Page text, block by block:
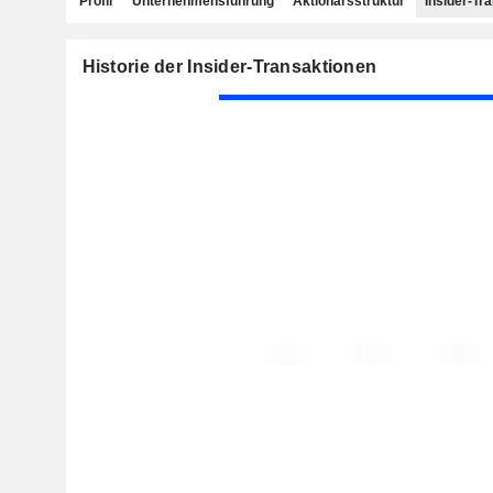
Historie der Insider-Transaktionen